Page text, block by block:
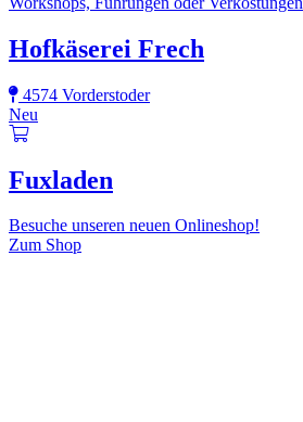
Hofkäserei Frech
4574 Vorderstoder
Neu
Fuxladen
Besuche unseren neuen Onlineshop!
Zum Shop